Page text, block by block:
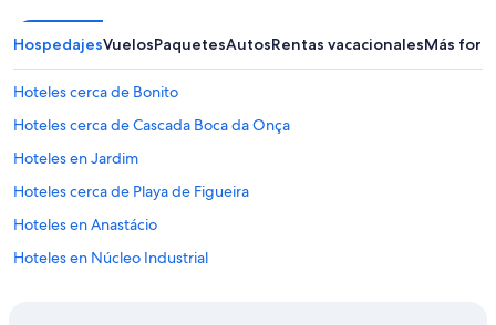
HospedajesVuelosPaquetesAutosRentas vacacionalesMás
Hoteles cerca de Bonito
Hoteles cerca de Cascada Boca da Onça
Hoteles en Jardim
Hoteles cerca de Playa de Figueira
Hoteles en Anastácio
Hoteles en Núcleo Industrial